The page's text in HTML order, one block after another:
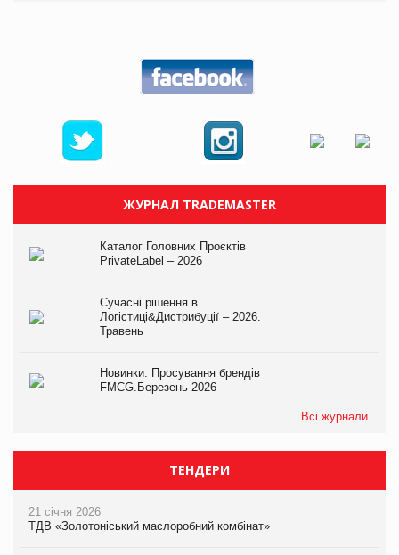
ЖУРНАЛ TRADEMASTER
Каталог Головних Проєктів
PrivateLabel – 2026
Сучасні рішення в
Логістиці&Дистрибуції – 2026.
Травень
Новинки. Просування брендів
FMCG.Березень 2026
Всі журнали
ТЕНДЕРИ
21 січня 2026
ТДВ «Золотоніський маслоробний комбінат»